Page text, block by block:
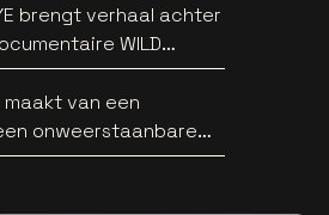
brengt verhaal achter
WILD
maakt van een
onweerstaanbare